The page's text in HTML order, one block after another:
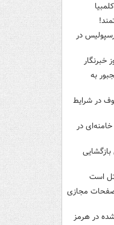
در
به
در شرایط
در
است
صفحات مجازی
در هرمز